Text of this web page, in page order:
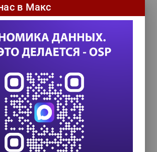
технологический конгресс
2026
TODAY 2026
2026
2026
в Макс